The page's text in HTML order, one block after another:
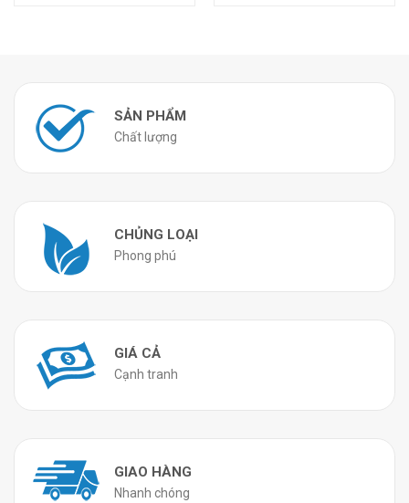
SẢN PHẨM
Chất lượng
CHỦNG LOẠI
Phong phú
GIÁ CẢ
Cạnh tranh
GIAO HÀNG
Nhanh chóng